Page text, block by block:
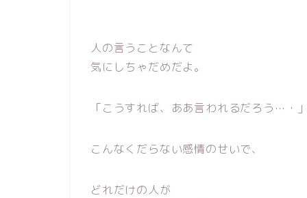
人の言うことなんて
気にしちゃだめだよ。
「こうすれば、ああ言われるだろう⋯・
こんなくだらない感情のせいで、
どれだけの人が